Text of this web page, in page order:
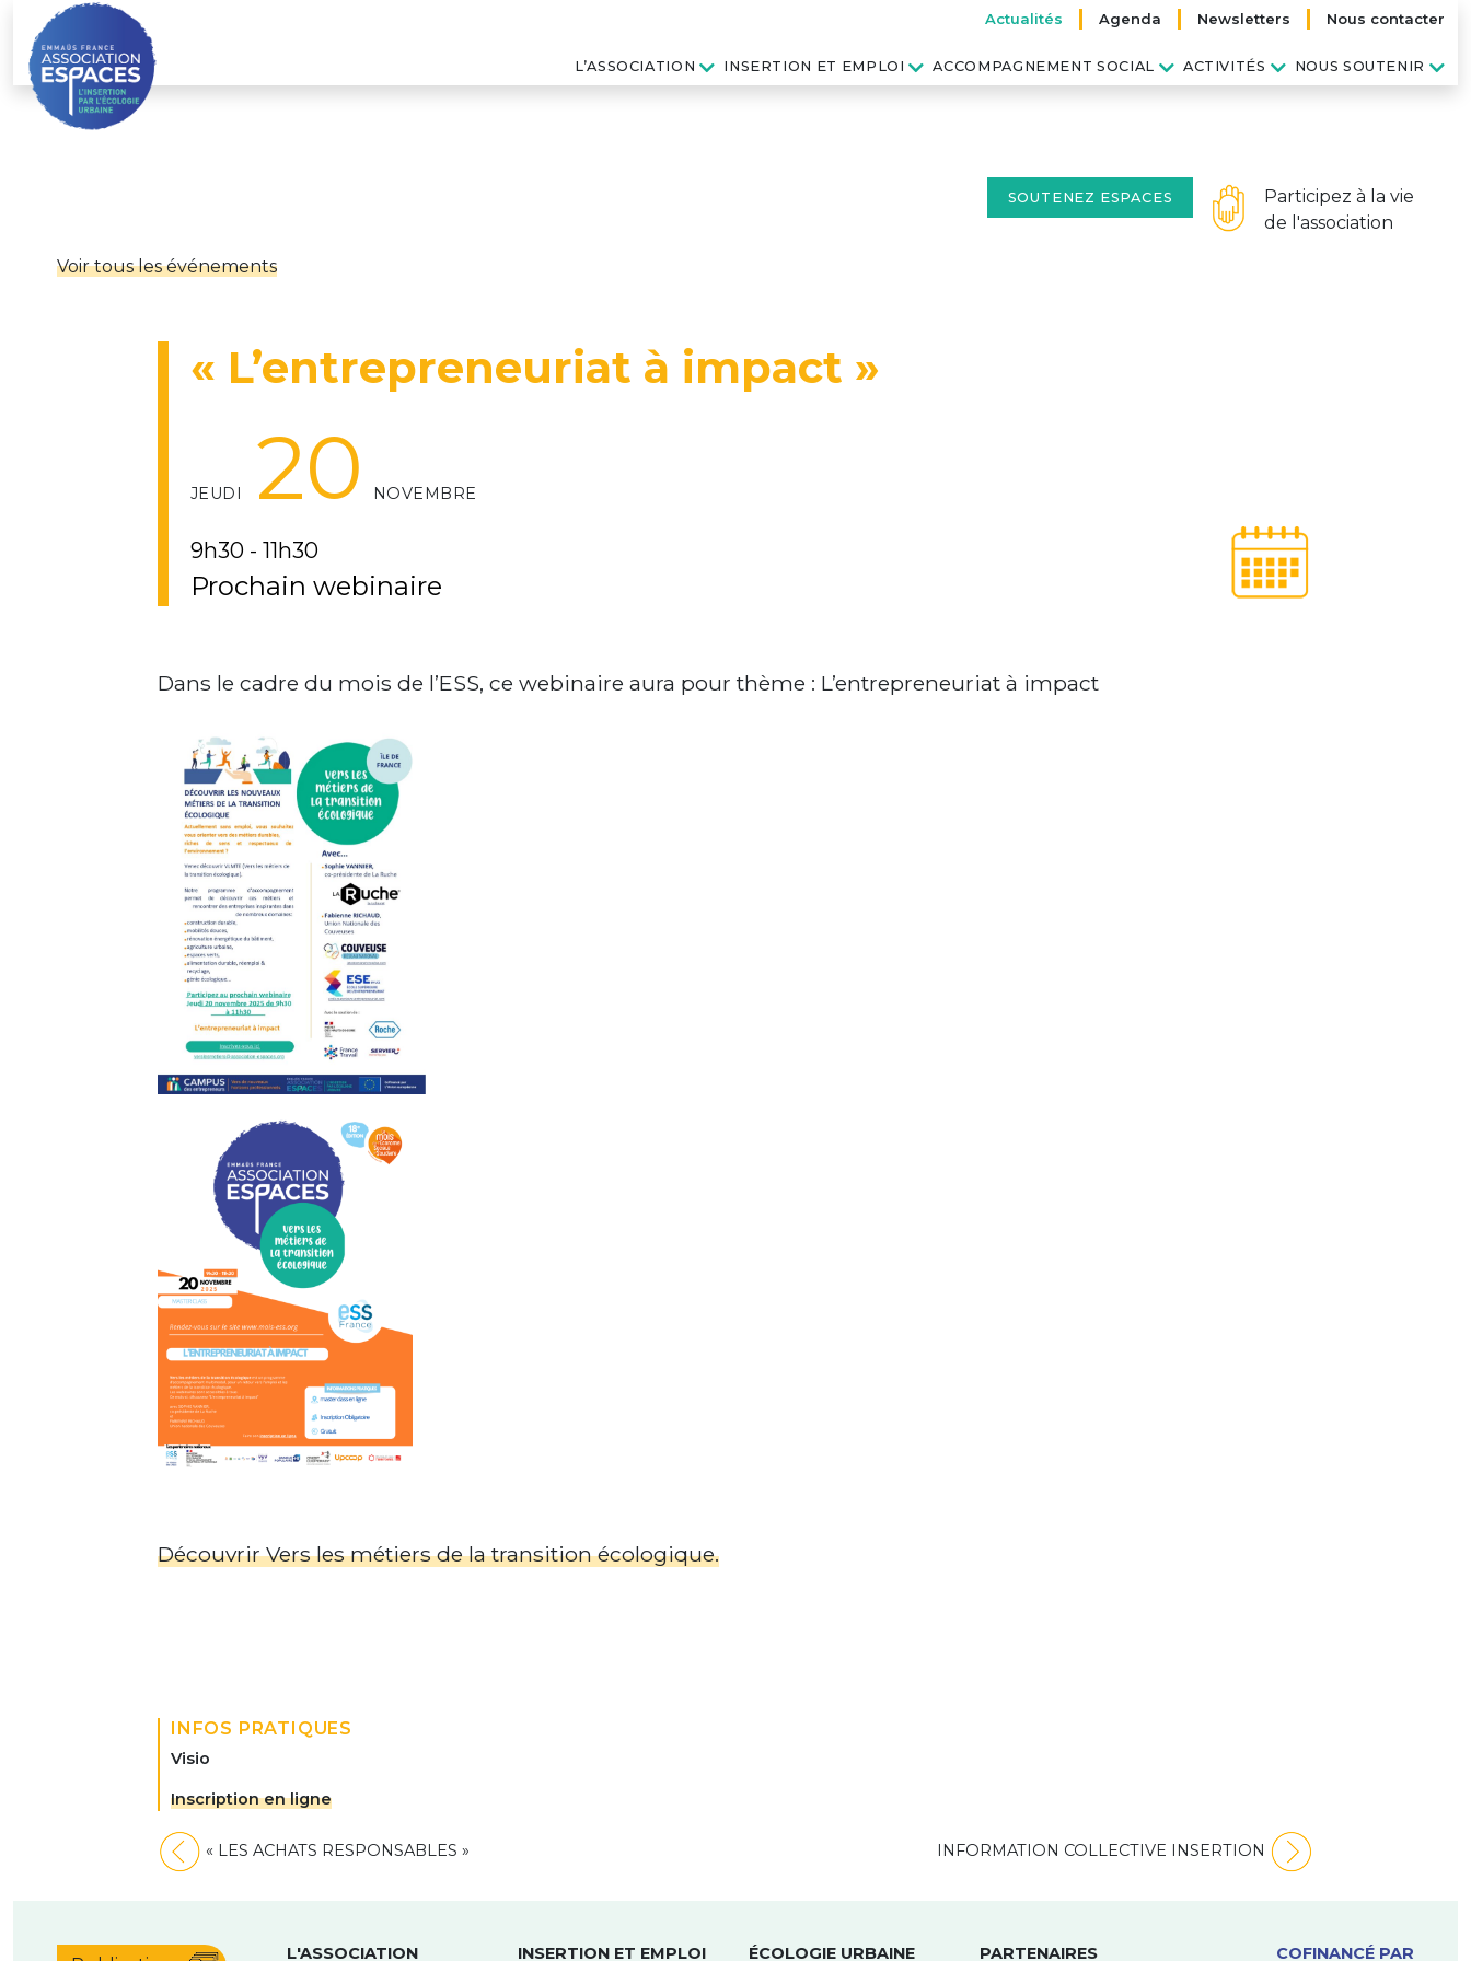
content
Nous contacter
Newsletters
Agenda
Actualités
L’ASSOCIATION INSERTION ET EMPLOI ACCOMPAGNEMENT SOCIAL ACTIVITÉS NOUS SOUTENIR
SOUTENEZ ESPACES
Participez à la vie
de l'association
Voir tous les événements
« L’entrepreneuriat à impact »
JEUDI 20 NOVEMBRE
9h30 - 11h30
Prochain webinaire
Dans le cadre du mois de l’ESS, ce webinaire aura pour thème : L’entrepreneuriat à impact
Découvrir Vers les métiers de la transition écologique.
INFOS PRATIQUES
Visio
Inscription en ligne
Navigation
« LES ACHATS RESPONSABLES » INFORMATION COLLECTIVE INSERTION
L'ASSOCIATION INSERTION ET EMPLOI ÉCOLOGIE URBAINE PARTENAIRES COFINANCÉ PAR